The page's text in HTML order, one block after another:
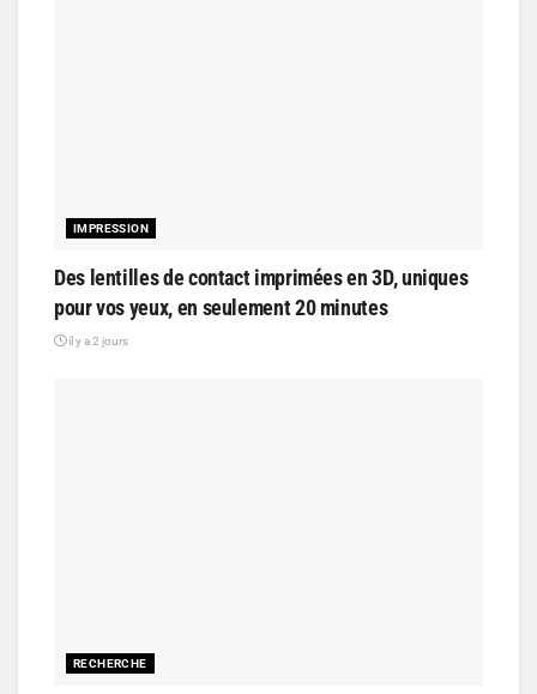
IMPRESSION
Des lentilles de contact imprimées en 3D, uniques
pour vos yeux, en seulement 20 minutes
il y a 2 jours
RECHERCHE